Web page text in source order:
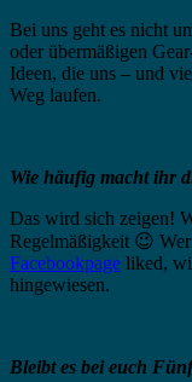
Bei uns geht es nicht
oder übermäßigen
Ideen, die uns – und
Weg laufen.
Wie häufig macht ihr
Das wird sich zeigen!
Regelmäßigkeit 😉
Facebookpage liked,
hingewiesen.
Bleibt es bei euch